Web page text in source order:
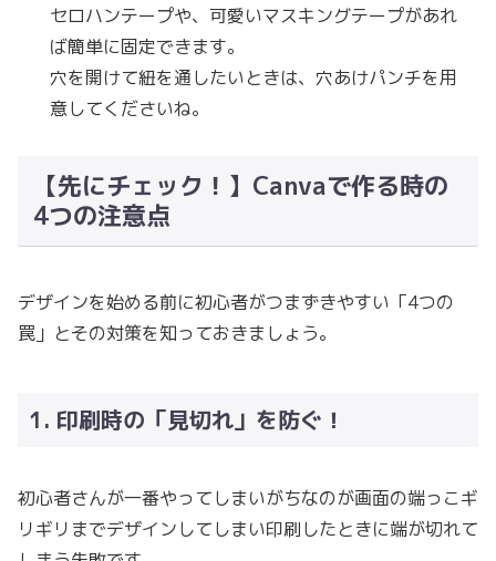
セロハンテープや、可愛いマスキングテープがあれ
ば簡単に固定できます。
穴を開けて紐を通したいときは、穴あけパンチを用
意してくださいね。
【先にチェック！】Canvaで作る時の
4つの注意点
デザインを始める前に初心者がつまずきやすい「4つの
罠」とその対策を知っておきましょう。
1. 印刷時の「見切れ」を防ぐ！
初心者さんが一番やってしまいがちなのが画面の端っこギ
リギリまでデザインしてしまい印刷したときに端が切れて